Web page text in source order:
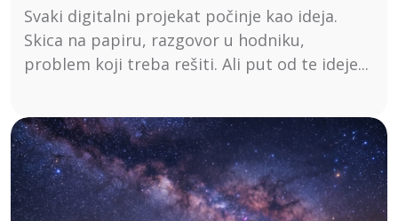
Svaki digitalni projekat počinje kao ideja.
Skica na papiru, razgovor u hodniku,
problem koji treba rešiti. Ali put od te ideje...